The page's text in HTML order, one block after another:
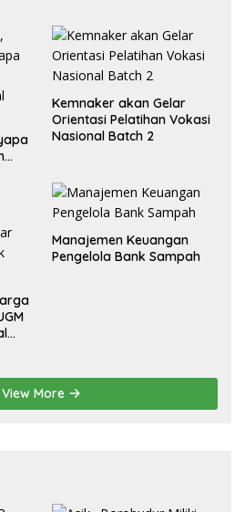
Kemnaker akan Gelar
Orientasi Pelatihan Vokasi
Nasional Batch 2
Manajemen Keuangan
Pengelola Bank Sampah
View More